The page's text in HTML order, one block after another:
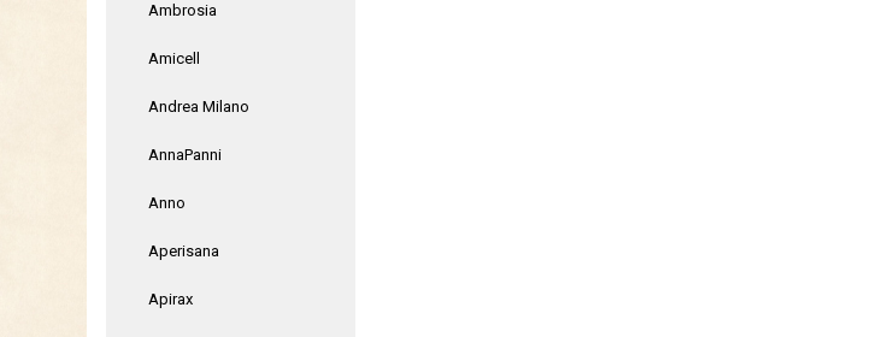
Ambrosia
Amicell
Andrea Milano
AnnaPanni
Anno
Aperisana
Apirax